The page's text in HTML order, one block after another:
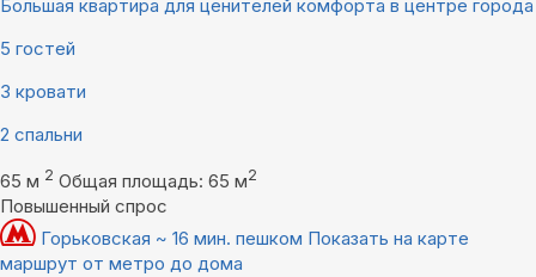
Большая квартира для ценителей комфорта в центре города
5 гостей
3 кровати
2 спальни
65 м 2 Общая площадь: 65 м2
Повышенный спрос
Горьковская ~ 16 мин. пешком Показать на карте
маршрут от метро до дома